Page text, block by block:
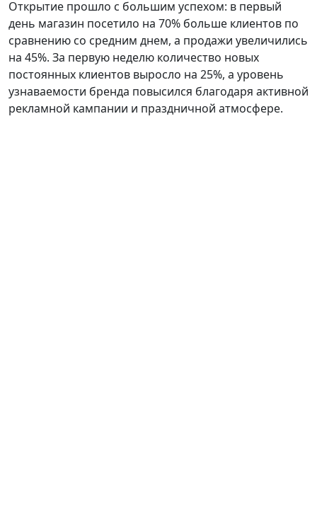
Открытие прошло с большим успехом: в первый
день магазин посетило на 70% больше клиентов по
сравнению со средним днем, а продажи увеличились
на 45%. За первую неделю количество новых
постоянных клиентов выросло на 25%, а уровень
узнаваемости бренда повысился благодаря активной
рекламной кампании и праздничной атмосфере.